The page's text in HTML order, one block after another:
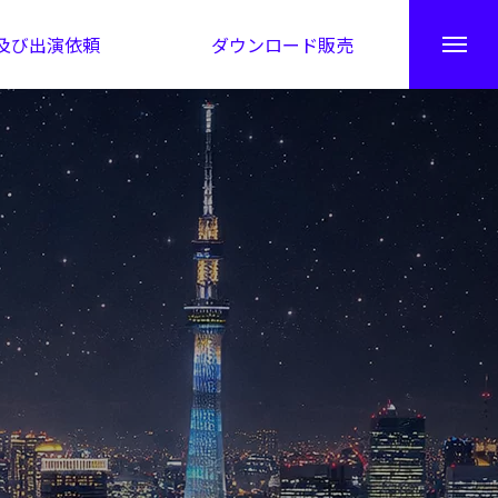
び出演依頼 ダウンロード販売
秘伝公開！吉凶カレンダー